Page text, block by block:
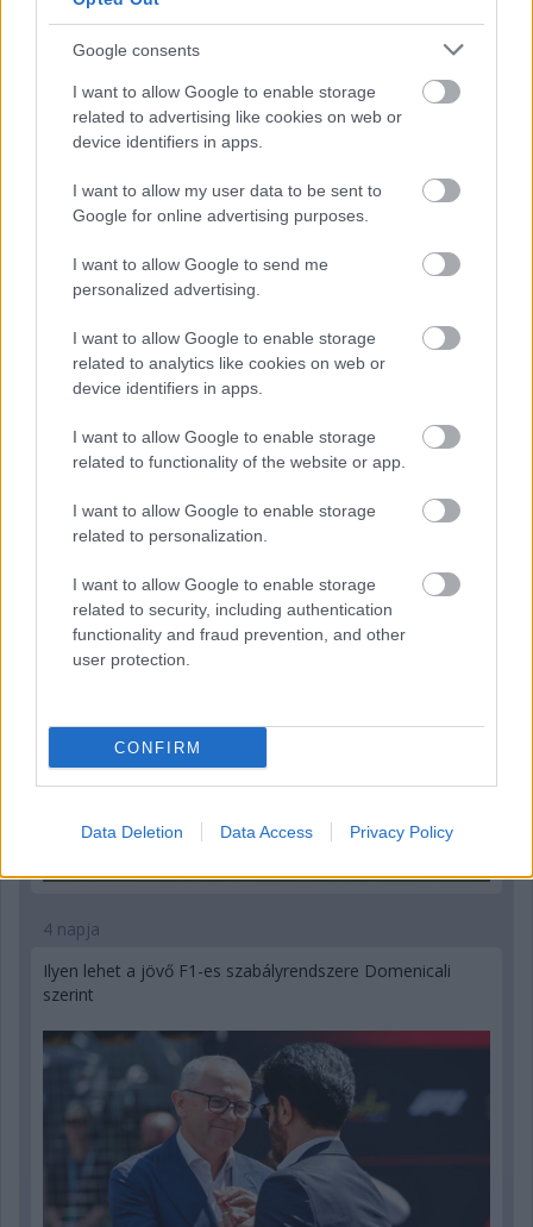
Google consents
I want to allow Google to enable storage
related to advertising like cookies on web or
device identifiers in apps.
I want to allow my user data to be sent to
Google for online advertising purposes.
I want to allow Google to send me
personalized advertising.
I want to allow Google to enable storage
related to analytics like cookies on web or
device identifiers in apps.
I want to allow Google to enable storage
related to functionality of the website or app.
I want to allow Google to enable storage
related to personalization.
I want to allow Google to enable storage
related to security, including authentication
functionality and fraud prevention, and other
user protection.
CONFIRM
Data Deletion Data Access Privacy Policy
McLarennél, nem borítaná fel Verstappenért
Megvan, mikor kezdődik az F1-es Bahreini Nagydíj
Malajziában
4 napja
Ilyen lehet a jövő F1-es szabályrendszere Domenicali
szerint